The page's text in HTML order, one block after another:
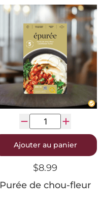
Purée de chou-fleur
$8.99
Ajouter au panier